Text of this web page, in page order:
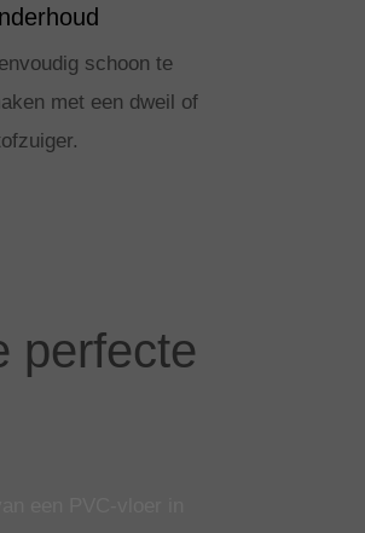
schoon te
met een dweil of
perfecte